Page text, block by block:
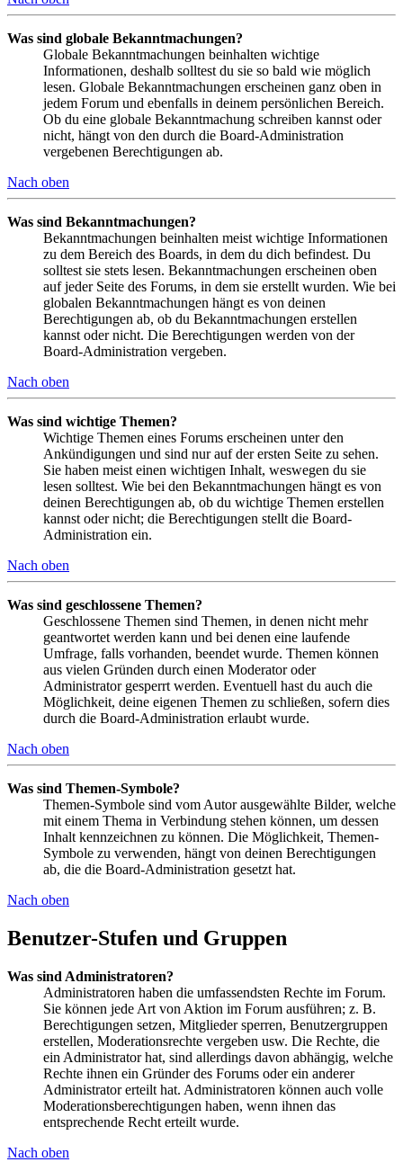
Was sind globale Bekanntmachungen?
Globale Bekanntmachungen beinhalten wichtige
Informationen, deshalb solltest du sie so bald wie möglich
lesen. Globale Bekanntmachungen erscheinen ganz oben in
jedem Forum und ebenfalls in deinem persönlichen Bereich.
Ob du eine globale Bekanntmachung schreiben kannst oder
nicht, hängt von den durch die Board-Administration
vergebenen Berechtigungen ab.
Nach oben
Was sind Bekanntmachungen?
Bekanntmachungen beinhalten meist wichtige Informationen
zu dem Bereich des Boards, in dem du dich befindest. Du
solltest sie stets lesen. Bekanntmachungen erscheinen oben
auf jeder Seite des Forums, in dem sie erstellt wurden. Wie bei
globalen Bekanntmachungen hängt es von deinen
Berechtigungen ab, ob du Bekanntmachungen erstellen
kannst oder nicht. Die Berechtigungen werden von der
Board-Administration vergeben.
Nach oben
Was sind wichtige Themen?
Wichtige Themen eines Forums erscheinen unter den
Ankündigungen und sind nur auf der ersten Seite zu sehen.
Sie haben meist einen wichtigen Inhalt, weswegen du sie
lesen solltest. Wie bei den Bekanntmachungen hängt es von
deinen Berechtigungen ab, ob du wichtige Themen erstellen
kannst oder nicht; die Berechtigungen stellt die Board-
Administration ein.
Nach oben
Was sind geschlossene Themen?
Geschlossene Themen sind Themen, in denen nicht mehr
geantwortet werden kann und bei denen eine laufende
Umfrage, falls vorhanden, beendet wurde. Themen können
aus vielen Gründen durch einen Moderator oder
Administrator gesperrt werden. Eventuell hast du auch die
Möglichkeit, deine eigenen Themen zu schließen, sofern dies
durch die Board-Administration erlaubt wurde.
Nach oben
Was sind Themen-Symbole?
Themen-Symbole sind vom Autor ausgewählte Bilder, welche
mit einem Thema in Verbindung stehen können, um dessen
Inhalt kennzeichnen zu können. Die Möglichkeit, Themen-
Symbole zu verwenden, hängt von deinen Berechtigungen
ab, die die Board-Administration gesetzt hat.
Nach oben
Benutzer-Stufen und Gruppen
Was sind Administratoren?
Administratoren haben die umfassendsten Rechte im Forum.
Sie können jede Art von Aktion im Forum ausführen; z. B.
Berechtigungen setzen, Mitglieder sperren, Benutzergruppen
erstellen, Moderationsrechte vergeben usw. Die Rechte, die
ein Administrator hat, sind allerdings davon abhängig, welche
Rechte ihnen ein Gründer des Forums oder ein anderer
Administrator erteilt hat. Administratoren können auch volle
Moderationsberechtigungen haben, wenn ihnen das
entsprechende Recht erteilt wurde.
Nach oben